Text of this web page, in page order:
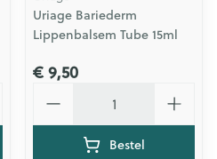
Uriage Bariederm
Lippenbalsem Tube 15ml
€ 9,50
Bestel